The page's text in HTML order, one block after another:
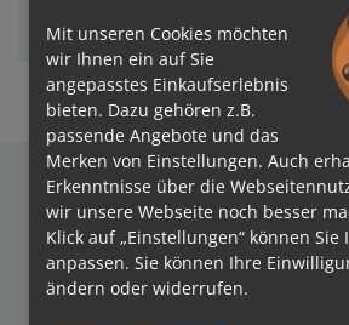
Auszeichnungen
Mit unseren Cookies möchten
wir Ihnen ein auf Sie
angepasstes Einkaufserlebnis
bieten. Dazu gehören z.B.
passende Angebote und das
Merken von Einstellungen. Auch
Erkenntnisse über die
wir unsere Webseite noch besser
Klick auf „Einstellungen“ können
anpassen. Sie können Ihre
ändern oder widerrufen.